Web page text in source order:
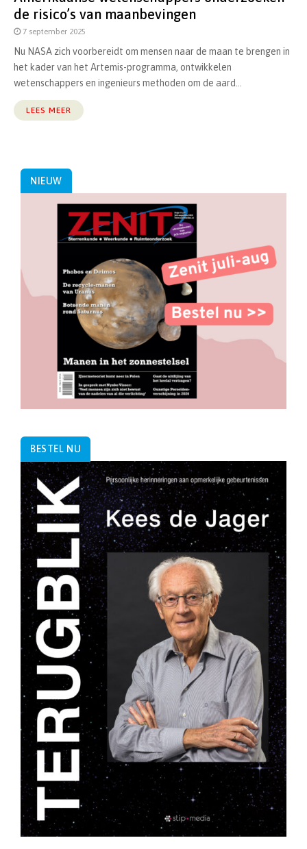
de risico’s van maanbevingen
7 september 2025
Nu NASA zich voorbereidt om mensen naar de maan te brengen in
het kader van het Artemis-programma, ontwikkelen
wetenschappers en ingenieurs methoden om de aard...
LEES MEER
NIEUW
BESTEL NU